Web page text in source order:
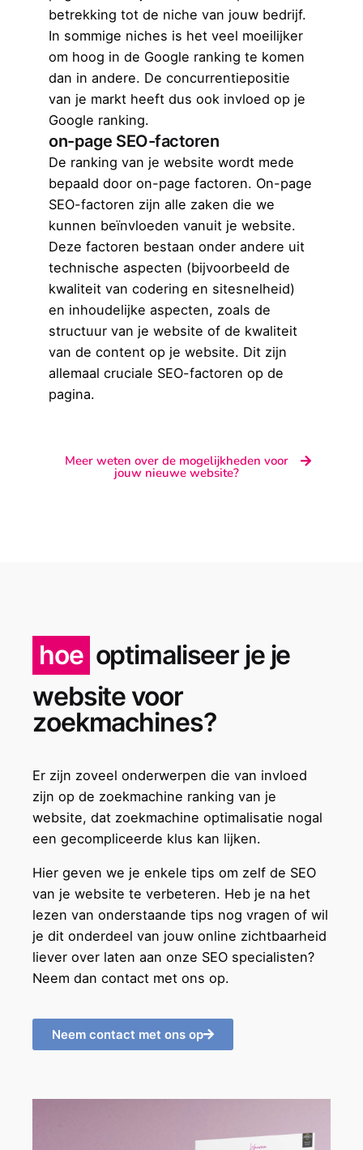
betrekking tot de niche van jouw bedrijf.
In sommige niches is het veel moeilijker
om hoog in de Google ranking te komen
dan in andere. De concurrentiepositie
van je markt heeft dus ook invloed op je
Google ranking.
on-page SEO-factoren
De ranking van je website wordt mede
bepaald door on-page factoren. On-page
SEO-factoren zijn alle zaken die we
kunnen beïnvloeden vanuit je website.
Deze factoren bestaan onder andere uit
technische aspecten (bijvoorbeeld de
kwaliteit van codering en sitesnelheid)
en inhoudelijke aspecten, zoals de
structuur van je website of de kwaliteit
van de content op je website. Dit zijn
allemaal cruciale SEO-factoren op de
pagina.
Meer weten over de mogelijkheden voor
jouw nieuwe website?
hoe optimaliseer je je
website voor
zoekmachines?
Er zijn zoveel onderwerpen die van invloed
zijn op de zoekmachine ranking van je
website, dat zoekmachine optimalisatie nogal
een gecompliceerde klus kan lijken.
Hier geven we je enkele tips om zelf de SEO
van je website te verbeteren. Heb je na het
lezen van onderstaande tips nog vragen of wil
je dit onderdeel van jouw online zichtbaarheid
liever over laten aan onze SEO specialisten?
Neem dan contact met ons op.
Neem contact met ons op